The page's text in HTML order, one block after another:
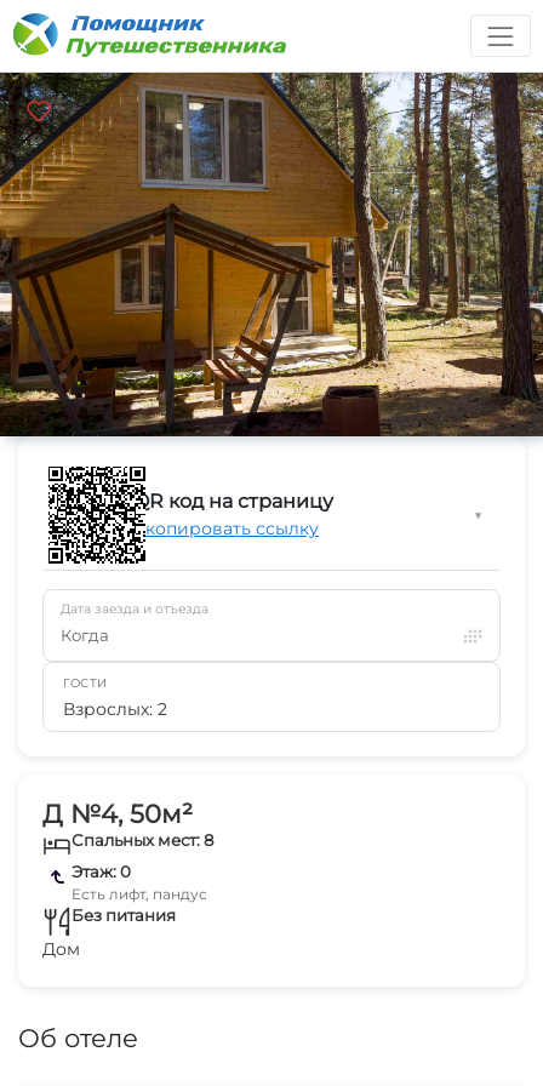
Д №4, 50м²
Спальных мест: 8
Этаж: 0
Есть лифт, пандус
Без питания
Дом
Об отеле
QR код на страницу
Скопировать ссылку
▼
Дата заезда и отъезда
Когда
ГОСТИ
Взрослых: 2